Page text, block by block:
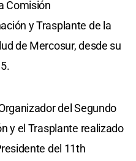
Comisión
y Trasplante de la
de Mercosur, desde su
del Segundo
y el Trasplante realizado
del 11th